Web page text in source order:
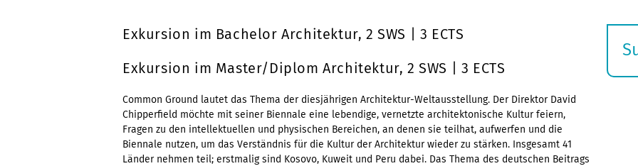
Exkursion im Bachelor Architektur, 2 SWS | 3 ECTS
Exkursion im Master/Diplom Architektur, 2 SWS | 3 ECTS
Common Ground lautet das Thema der diesjährigen Architektur-Weltausstellung. Der Direktor David
Chipperfield möchte mit seiner Biennale eine lebendige, vernetzte architektonische Kultur feiern,
Fragen zu den intellektuellen und physischen Bereichen, an denen sie teilhat, aufwerfen und die
Biennale nutzen, um das Verständnis für die Kultur der Architektur wieder zu stärken. Insgesamt 41
Länder nehmen teil; erstmalig sind Kosovo, Kuweit und Peru dabei. Das Thema des deutschen Beitrags